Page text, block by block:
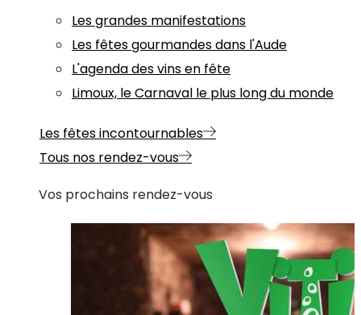
Les grandes manifestations
Les fêtes gourmandes dans l'Aude
L'agenda des vins en fête
Limoux, le Carnaval le plus long du monde
Les fêtes incontournables
Tous nos rendez-vous
Vos prochains rendez-vous